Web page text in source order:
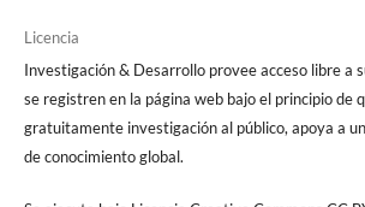
Licencia
Investigación & Desarrollo provee acceso libre a
se registren en la página web bajo el principio de
gratuitamente investigación al público, apoya a
de conocimiento global.